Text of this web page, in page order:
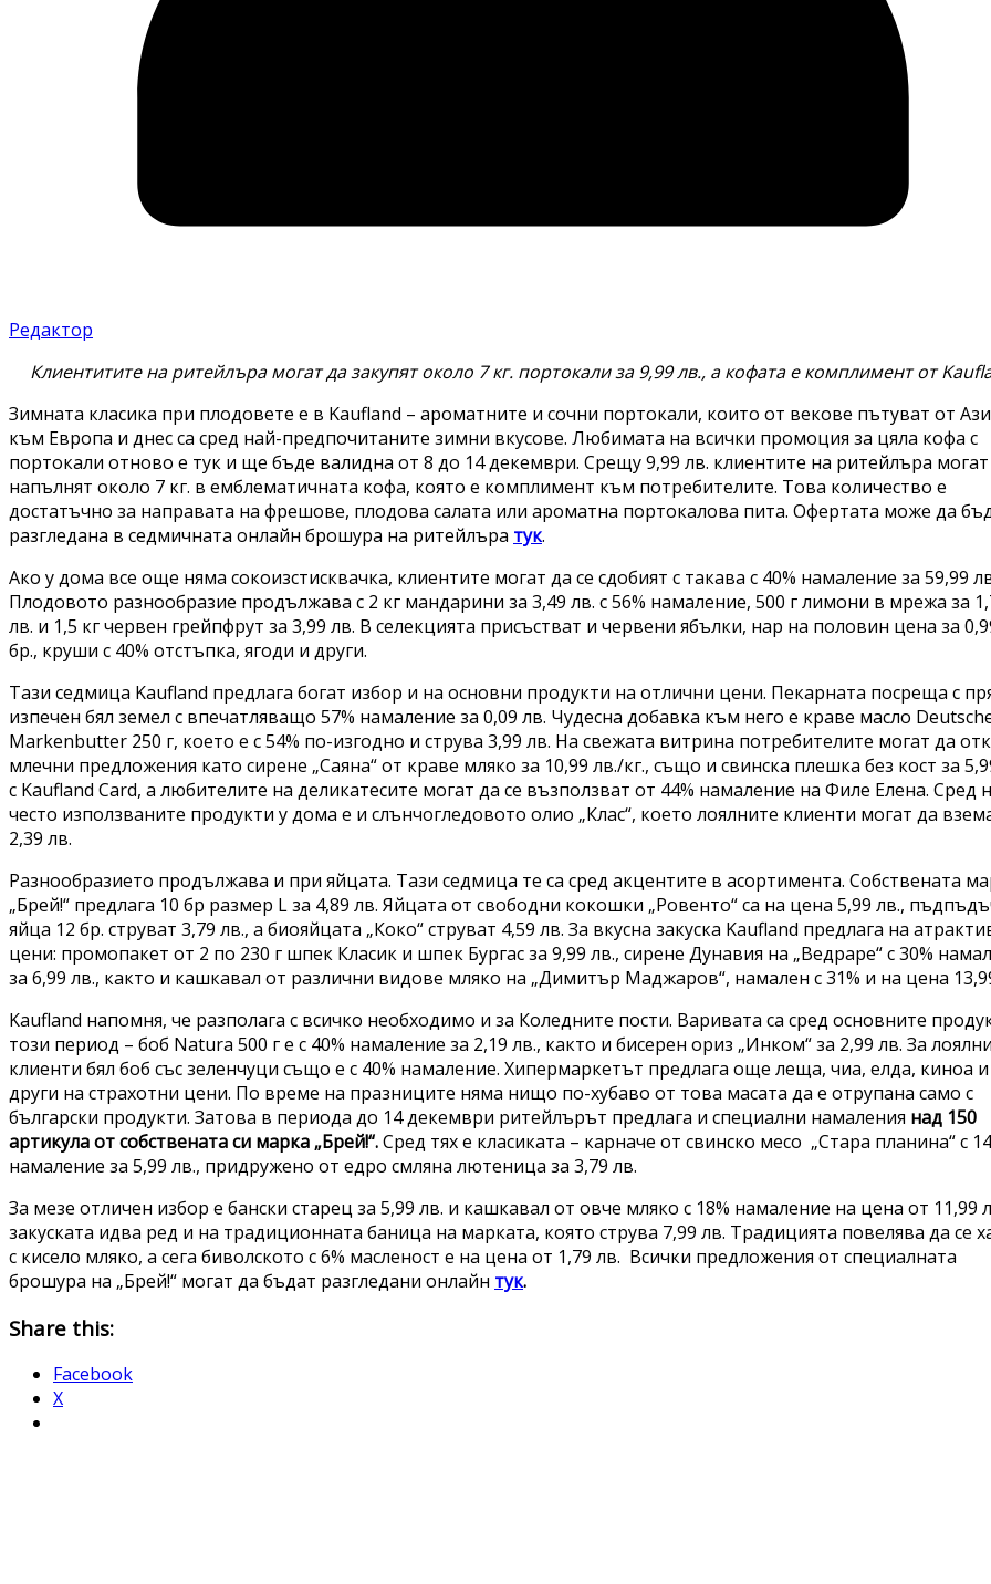
Редактор
Клиентитите на ритейлъра могат да закупят около 7 кг. портокали за 9,99 лв., aкофата е комплимент от
Зимната класика при плодовете е в Kaufland – ароматните и сочни портокали, които от векове пътуват от
към Европа и днес са сред най-предпочитаните зимни вкусове. Любимата на всички промоция за цяла кофа с
портокали отново е тук и ще бъде валидна от 8 до 14 декември. Срещу 9,99 лв. клиентите на ритейлъра
напълнят около 7 кг. в емблематичната кофа, която е комплимент към потребителите. Това количество е
достатъчно за направата на фрешове, плодова салата или ароматна портокалова пита. Офертата може да
разгледана в седмичната онлайн брошура на ритейлъра тук.
Ако у дома все още няма сокоизстисквачка, клиентите могат да се сдобият с такава с 40% намаление за 59,99
Плодовото разнообразие продължава с 2 кг мандарини за 3,49 лв. с 56% намаление, 500 г лимони в мрежа за
лв. и 1,5 кг червен грейпфрут за 3,99 лв. В селекцията присъстват и червени ябълки, нар на половин цена за
бр., круши с 40% отстъпка, ягоди и други.
Тази седмица Kaufland предлага богат избор и на основни продукти на отлични цени. Пекарната посреща с
изпечен бял земел с впечатляващо 57% намаление за 0,09 лв. Чудесна добавка към него е краве масло
Markenbutter 250 г, което е с 54% по-изгодно и струва 3,99 лв. На свежата витрина потребителите могат да
млечни предложения като сирене „Саяна“ от краве мляко за 10,99 лв./кг., също и свинска плешка без кост за
с Kaufland Card, а любителите на деликатесите могат да се възползват от 44% намаление на Филе Елена. Сред
често използваните продукти у дома е и слънчогледовото олио „Клас“, което лоялните клиенти могат да
2,39 лв.
Разнообразието продължава и при яйцата. Тази седмица те са сред акцентите в асортимента. Собствената
„Брей!“ предлага 10 бр размер L за 4,89 лв. Яйцата от свободни кокошки „Ровенто“ са на цена 5,99 лв.,
яйца 12 бр. струват 3,79 лв., а биояйцата „Коко“ струват 4,59 лв. За вкусна закуска Kaufland предлага на
цени: промопакет от 2 по 230 г шпек Класик и шпек Бургас за 9,99 лв., сирене Дунавия на „Ведраре“ с 30%
за 6,99 лв., както и кашкавал от различни видове мляко на „Димитър Маджаров“, намален с 31% и на цена
Kaufland напомня, че разполага с всичко необходимо и за Коледните пости. Варивата са сред основните
този период – боб Natura 500 г е с 40% намаление за 2,19 лв., както и бисерен ориз „Инком“ за 2,99 лв. За лоялни
клиенти бял боб със зеленчуци също е с 40% намаление. Хипермаркетът предлага още леща, чиа, елда, киноа и
други на страхотни цени. По време на празниците няма нищо по-хубаво от това масата да е отрупана само с
български продукти. Затова в периода до 14 декември ритейлърът предлага и специални намаления над 150
артикула от собствената си марка „Брей!“.Сред тях е класиката – карначе от свинско месо „Стара планина“ с
намаление за 5,99 лв., придружено от едро смляна лютеница за 3,79 лв.
За мезе отличен избор е бански старец за 5,99 лв. и кашкавал от овче мляко с 18% намаление на цена от 11,99
закуската идва ред и на традиционната баница на марката, която струва 7,99 лв. Традицията повелява да се
с кисело мляко, а сега биволското с 6% масленост е на цена от 1,79 лв. Всички предложения от специалната
брошура на „Брей!“ могат да бъдат разгледани онлайн тук.
Share this:
Facebook
X